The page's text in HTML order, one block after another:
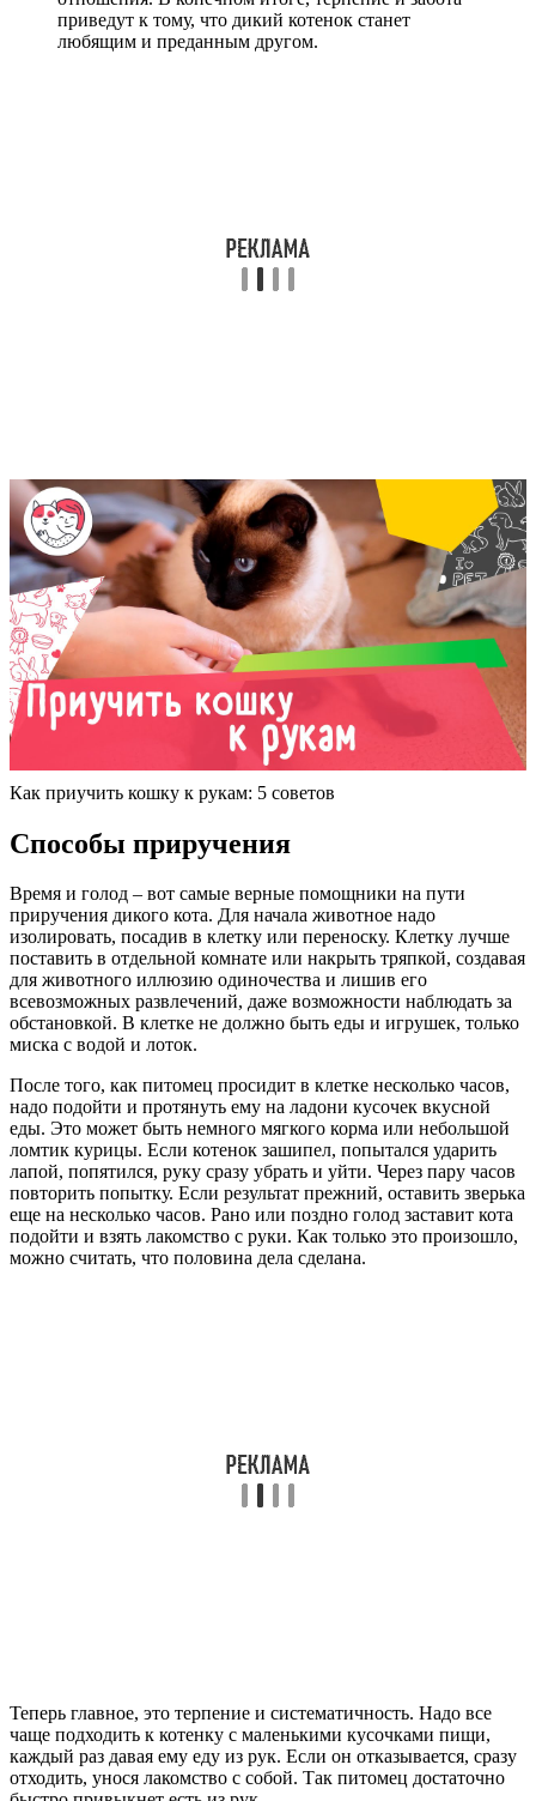
приведут к тому, что дикий котенок станет
любящим и преданным другом.
Как приучить кошку к рукам: 5 советов
Способы приручения
Время и голод – вот самые верные помощники на пути
приручения дикого кота. Для начала животное надо
изолировать, посадив в клетку или переноску. Клетку лучше
поставить в отдельной комнате или накрыть тряпкой, создавая
для животного иллюзию одиночества и лишив его
всевозможных развлечений, даже возможности наблюдать за
обстановкой. В клетке не должно быть еды и игрушек, только
миска с водой и лоток.
После того, как питомец просидит в клетке несколько часов,
надо подойти и протянуть ему на ладони кусочек вкусной
еды. Это может быть немного мягкого корма или небольшой
ломтик курицы. Если котенок зашипел, попытался ударить
лапой, попятился, руку сразу убрать и уйти. Через пару часов
повторить попытку. Если результат прежний, оставить зверька
еще на несколько часов. Рано или поздно голод заставит кота
подойти и взять лакомство с руки. Как только это произошло,
можно считать, что половина дела сделана.
Теперь главное, это терпение и систематичность. Надо все
чаще подходить к котенку с маленькими кусочками пищи,
каждый раз давая ему еду из рук. Если он отказывается, сразу
отходить, унося лакомство с собой. Так питомец достаточно